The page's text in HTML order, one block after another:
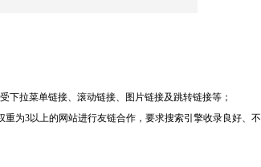
下拉菜单链接、滚动链接、图片链接及跳转链接等；
为3以上的网站进行友链合作，要求搜索引擎收录良好、不